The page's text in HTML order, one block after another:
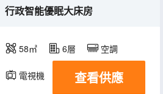
行政智能優眠大床房
58㎡ 6層 空調
電視機 查看供應